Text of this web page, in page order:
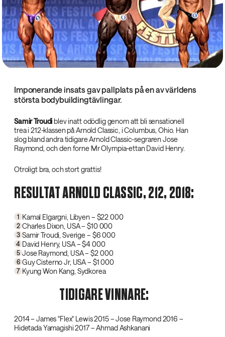
Imponerande insats gav pallplats på en av världens
största bodybuildingtävlingar.
Samir Troudi blev inatt odödlig genom att bli sensationell
trea i 212-klassen på Arnold Classic, i Columbus, Ohio. Han
slog bland andra tidigare Arnold Classic-segraren Jose
Raymond, och den forne Mr Olympia-ettan David Henry.
Otroligt bra, och stort grattis!
RESULTAT ARNOLD CLASSIC, 212, 2018:
1 Kamal Elgargni, Libyen – $22 000
2 Charles Dixon, USA – $10 000
3 Samir Troudi, Sverige – $6 000
4 David Henry, USA – $4 000
5 Jose Raymond, USA – $2 000
6 Guy Cisterno Jr, USA – $1 000
7 Kyung Won Kang, Sydkorea
TIDIGARE VINNARE:
2014 – James "Flex" Lewis 2015 – Jose Raymond 2016 –
Hidetada Yamagishi 2017 – Ahmad Ashkanani